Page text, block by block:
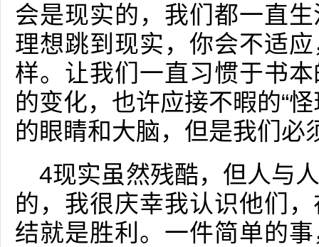
会是现实的，我们都一直
理想跳到现实，你会不适
样。让我们一直习惯于书
的变化，也许应接不暇的“
的眼睛和大脑，但是我们必
4现实虽然残酷，但人与
的，我很庆幸我认识他们
结就是胜利。一件简单的